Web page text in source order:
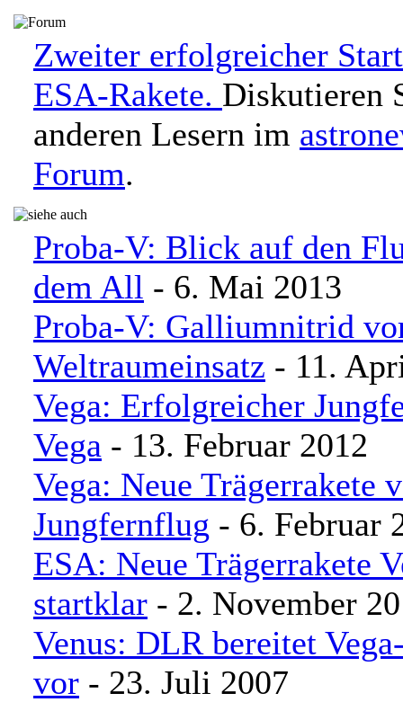
Zweiter erfolgreicher
ESA-Rakete. Diskutieren
anderen Lesern im
Forum.
Proba-V: Blick auf den
dem All - 6. Mai 2013
Proba-V: Galliumnitrid
Weltraumeinsatz - 11.
Vega: Erfolgreicher
Vega - 13. Februar 2012
Vega: Neue Trägerrakete
Jungfernflug - 6. Februar
ESA: Neue Trägerrakete
startklar - 2. November
Venus: DLR bereitet
vor - 23. Juli 2007